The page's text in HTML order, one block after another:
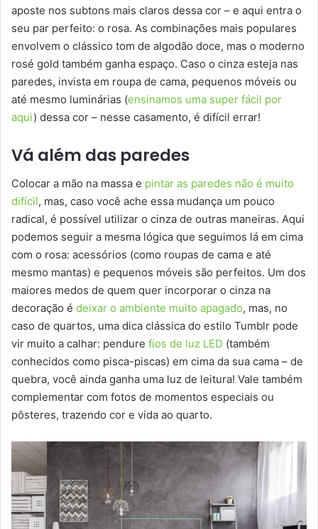
aposte nos subtons mais claros dessa cor – e aqui entra o
seu par perfeito: o rosa. As combinações mais populares
envolvem o clássico tom de algodão doce, mas o moderno
rosé gold também ganha espaço. Caso o cinza esteja nas
paredes, invista em roupa de cama, pequenos móveis ou
até mesmo luminárias (ensinamos uma super fácil por
aqui) dessa cor – nesse casamento, é difícil errar!
Vá além das paredes
Colocar a mão na massa e pintar as paredes não é muito
difícil, mas, caso você ache essa mudança um pouco
radical, é possível utilizar o cinza de outras maneiras. Aqui
podemos seguir a mesma lógica que seguimos lá em cima
com o rosa: acessórios (como roupas de cama e até
mesmo mantas) e pequenos móveis são perfeitos. Um dos
maiores medos de quem quer incorporar o cinza na
decoração é deixar o ambiente muito apagado, mas, no
caso de quartos, uma dica clássica do estilo Tumblr pode
vir muito a calhar: pendure fios de luz LED (também
conhecidos como pisca-piscas) em cima da sua cama – de
quebra, você ainda ganha uma luz de leitura! Vale também
complementar com fotos de momentos especiais ou
pôsteres, trazendo cor e vida ao quarto.